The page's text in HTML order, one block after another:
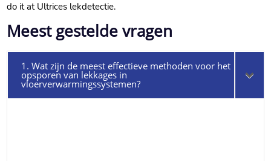
do it at Ultrices lekdetectie.​
Meest gestelde vragen
1. Wat zijn de meest effectieve methoden voor het
opsporen van lekkages in
vloerverwarmingssystemen?